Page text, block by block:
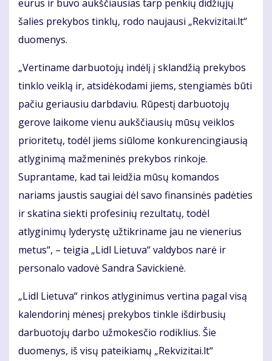
eurus ir buvo aukščiausias tarp penkių didžiųjų
šalies prekybos tinklų, rodo naujausi „Rekvizitai.lt“
duomenys.
„Vertiname darbuotojų indėlį į sklandžią prekybos
tinklo veiklą ir, atsidėkodami jiems, stengiamės būti
pačiu geriausiu darbdaviu. Rūpestį darbuotojų
gerove laikome vienu aukščiausių mūsų veiklos
prioritetų, todėl jiems siūlome konkurencingiausią
atlyginimą mažmeninės prekybos rinkoje.
Suprantame, kad tai leidžia mūsų komandos
nariams jaustis saugiai dėl savo finansinės padėties
ir skatina siekti profesinių rezultatų, todėl
atlyginimų lyderystę užtikriname jau ne vienerius
metus“, – teigia „Lidl Lietuva“ valdybos narė ir
personalo vadovė Sandra Savickienė.
„Lidl Lietuva“ rinkos atlyginimus vertina pagal visą
kalendorinį mėnesį prekybos tinkle išdirbusių
darbuotojų darbo užmokesčio rodiklius. Šie
duomenys, iš visų pateikiamų „Rekvizitai.lt“